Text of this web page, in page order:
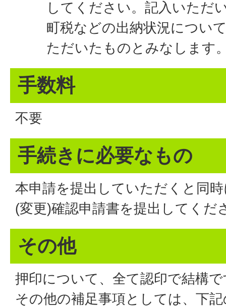
してください。記入いただ
町税などの出納状況につい
ただいたものとみなします
手数料
不要
手続きに必要なもの
本申請を提出していただくと同
(変更)確認申請書を提出してくだ
その他
押印について、全て認印で結構
その他の補足事項としては、下